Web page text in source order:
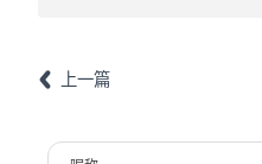
上一篇